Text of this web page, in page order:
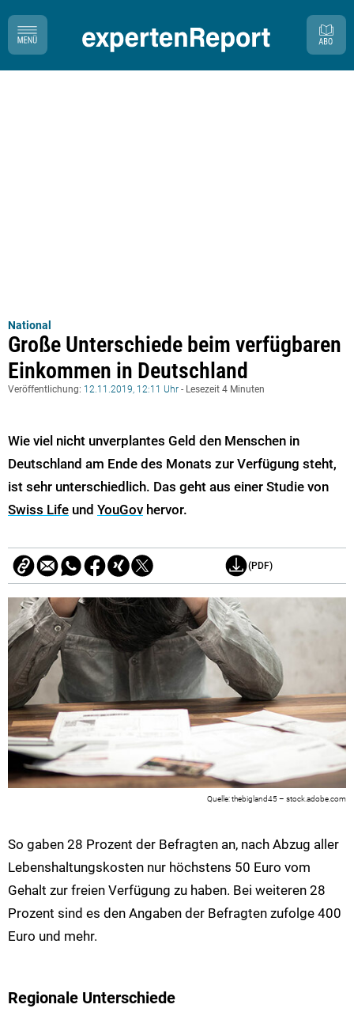
National
Große Unterschiede beim verfügbaren
Einkommen in Deutschland
Veröffentlichung: 12.11.2019, 12:11 Uhr - Lesezeit 4 Minuten
Wie viel nicht unverplantes Geld den Menschen in
Deutschland am Ende des Monats zur Verfügung steht,
ist sehr unterschiedlich. Das geht aus einer Studie von
Swiss Life und YouGov hervor.
(PDF)
thebigland45 – stock.adobe.com
So gaben 28 Prozent der Befragten an, nach Abzug aller
Lebenshaltungskosten nur höchstens 50 Euro vom
Gehalt zur freien Verfügung zu haben. Bei weiteren 28
Prozent sind es den Angaben der Befragten zufolge 400
Euro und mehr.
Regionale Unterschiede